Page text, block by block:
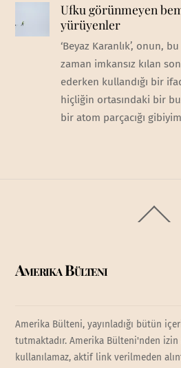
Ufku görünmeyen
yürüyenler
‘Beyaz Karanlık’, onun,
zaman imkansız kılan
ederken kullandığı bir
hiçliğin ortasındaki bir
bir atom parçacığı
To
Amerika Bülteni
Amerika Bülteni, yayınladığı bütün
tutmaktadır. Amerika Bülteni'nden izin
kullanılamaz, aktif link verilmeden